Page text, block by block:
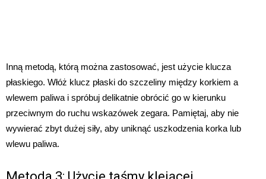
Inną metodą, którą można zastosować, jest użycie klucza
płaskiego. Włóż klucz płaski do szczeliny między korkiem a
wlewem paliwa i spróbuj delikatnie obrócić go w kierunku
przeciwnym do ruchu wskazówek zegara. Pamiętaj, aby nie
wywierać zbyt dużej siły, aby uniknąć uszkodzenia korka lub
wlewu paliwa.